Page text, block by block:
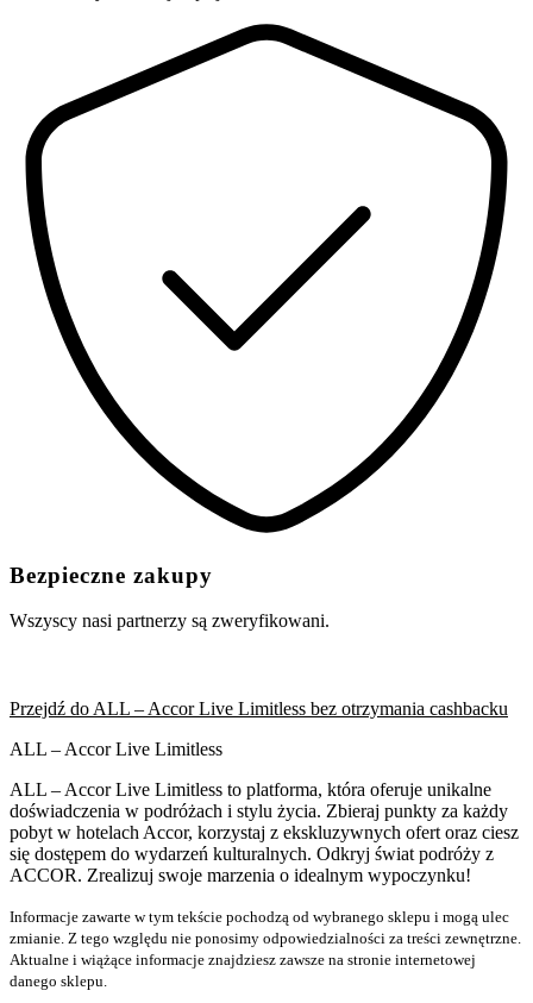
Bezpieczne zakupy
Wszyscy nasi partnerzy są zweryfikowani.
Przejdź do ALL – Accor Live Limitless bez otrzymania cashbacku
ALL – Accor Live Limitless
ALL – Accor Live Limitless to platforma, która oferuje unikalne
doświadczenia w podróżach i stylu życia. Zbieraj punkty za każdy
pobyt w hotelach Accor, korzystaj z ekskluzywnych ofert oraz ciesz
się dostępem do wydarzeń kulturalnych. Odkryj świat podróży z
ACCOR. Zrealizuj swoje marzenia o idealnym wypoczynku!
Informacje zawarte w tym tekście pochodzą od wybranego sklepu i mogą ulec
zmianie. Z tego względu nie ponosimy odpowiedzialności za treści zewnętrzne.
Aktualne i wiążące informacje znajdziesz zawsze na stronie internetowej
danego sklepu.